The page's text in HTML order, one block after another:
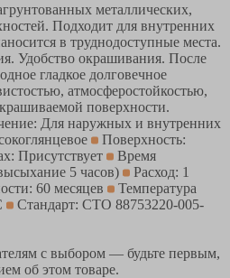
металлических,
Подходит для внутренних
в труднодоступные места.
Удобство окрашивания. После
гладкое долговечное
атмосферостойкостью,
поверхности.
Для наружных и внутренних
Поверхность:
Присутствует
Время
5 часов)
Расход: 1
60 месяцев
Температура
Стандарт: СТО 88753220-005-
с выбором — будьте первым,
об этом товаре.